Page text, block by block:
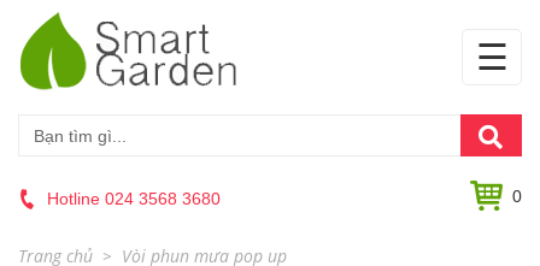
Hotline 024 3568 3680 0
☰
Trang chủ
Vòi phun mưa pop up